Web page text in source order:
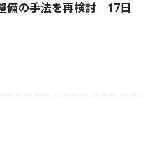
備の手法を再検討 17日